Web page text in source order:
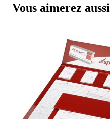
Vous aimerez aussi